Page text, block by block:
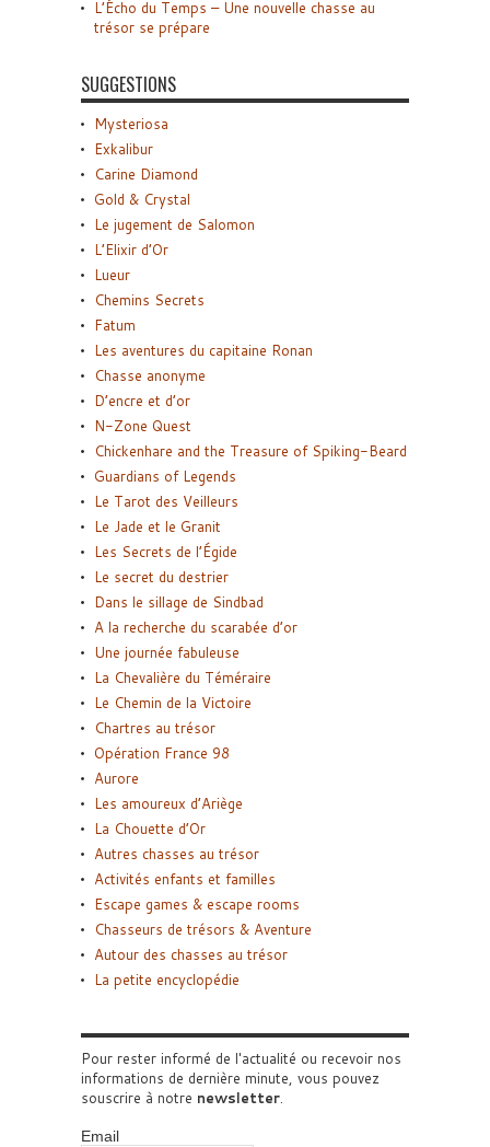
L’Écho du Temps – Une nouvelle chasse au
trésor se prépare
SUGGESTIONS
Mysteriosa
Exkalibur
Carine Diamond
Gold & Crystal
Le jugement de Salomon
L’Elixir d’Or
Lueur
Chemins Secrets
Fatum
Les aventures du capitaine Ronan
Chasse anonyme
D’encre et d’or
N-Zone Quest
Chickenhare and the Treasure of Spiking-Beard
Guardians of Legends
Le Tarot des Veilleurs
Le Jade et le Granit
Les Secrets de l’Égide
Le secret du destrier
Dans le sillage de Sindbad
A la recherche du scarabée d’or
Une journée fabuleuse
La Chevalière du Téméraire
Le Chemin de la Victoire
Chartres au trésor
Opération France 98
Aurore
Les amoureux d’Ariège
La Chouette d’Or
Autres chasses au trésor
Activités enfants et familles
Escape games & escape rooms
Chasseurs de trésors & Aventure
Autour des chasses au trésor
La petite encyclopédie
Pour rester informé de l'actualité ou recevoir nos
informations de dernière minute, vous pouvez
souscrire à notre newsletter.
Email